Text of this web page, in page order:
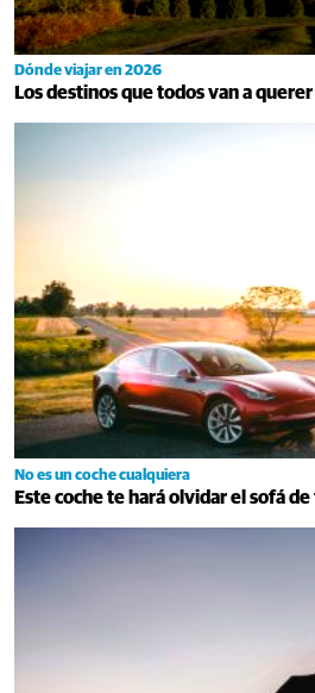
Dónde viajar en 2026
Los destinos que todos van a
No es un coche cualquiera
Este coche te hará olvidar el sofá de